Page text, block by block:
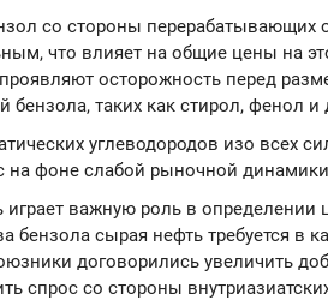
со стороны перерабатывающих
что влияет на общие цены на
осторожность перед
бензола, таких как стирол, фенол
углеводородов изо всех
на фоне слабой рыночной
важную роль в определении
бензола сырая нефть требуется в
договорились увеличить
спрос со стороны